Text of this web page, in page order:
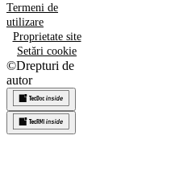
Termeni de
utilizare
Proprietate site
Setări cookie
©Drepturi de
autor